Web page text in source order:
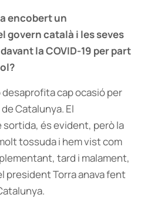
encobert un
govern català i les seves
la COVID-19 per part
desaprofita cap ocasió per
Catalunya. El
és evident, però la
tossuda i hem vist com
tard i malament,
president Torra anava fent